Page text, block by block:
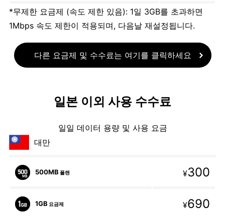
*무제한 요금제 (속도 제한 있음): 1일 3GB를 초과하면
1Mbps 속도 제한이 적용되며, 다음날 재설정됩니다.
다른 요금제 및 수수료는 여기를 클릭하세요
일본 이외 사용 수수료
일일 데이터 용량 및 사용 요금
대만
500MB 플랜 ¥300
1GB 요금제 ¥690